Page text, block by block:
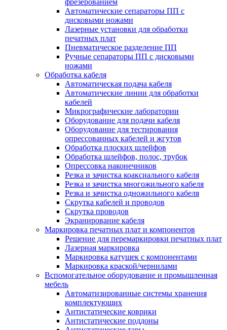
фрезерованием
Автоматические сепараторы ПП с
дисковыми ножами
Лазерные установки для обработки
печатных плат
Пневматическое разделение ПП
Ручные сепараторы ПП с дисковыми
ножами
Обработка кабеля
Автоматическая подача кабеля
Автоматические линии для обработки
кабелей
Микрографические лаборатории
Оборудование для подачи кабеля
Оборудование для тестирования
опрессованных кабелей и жгутов
Обработка плоских шлейфов
Обработка шлейфов, полос, трубок
Опрессовка наконечников
Резка и зачистка коаксиального кабеля
Резка и зачистка многожильного кабеля
Резка и зачистка одножильного кабеля
Скрутка кабелей и проводов
Скрутка проводов
Экранирование кабеля
Маркировка печатных плат и компонентов
Решение для перемаркировки печатных плат
Лазерная маркировка
Маркировка катушек с компонентами
Маркировка краской/чернилами
Вспомогательное оборудование и промышленная
мебель
Автоматизированные системы хранения
комплектующих
Антистатические коврики
Антистатические поддоны